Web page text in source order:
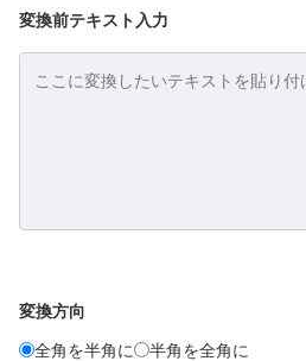
変換前テキスト入力
変換方向
全角を半角に
半角を全角に